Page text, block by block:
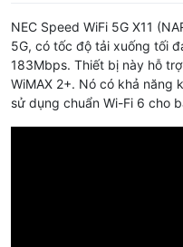
NEC Speed WiFi 5G X11
5G, có tốc độ tải xuống tối
183Mbps. Thiết bị này hỗ
WiMAX 2+. Nó có khả năng
sử dụng chuẩn Wi-Fi 6 cho